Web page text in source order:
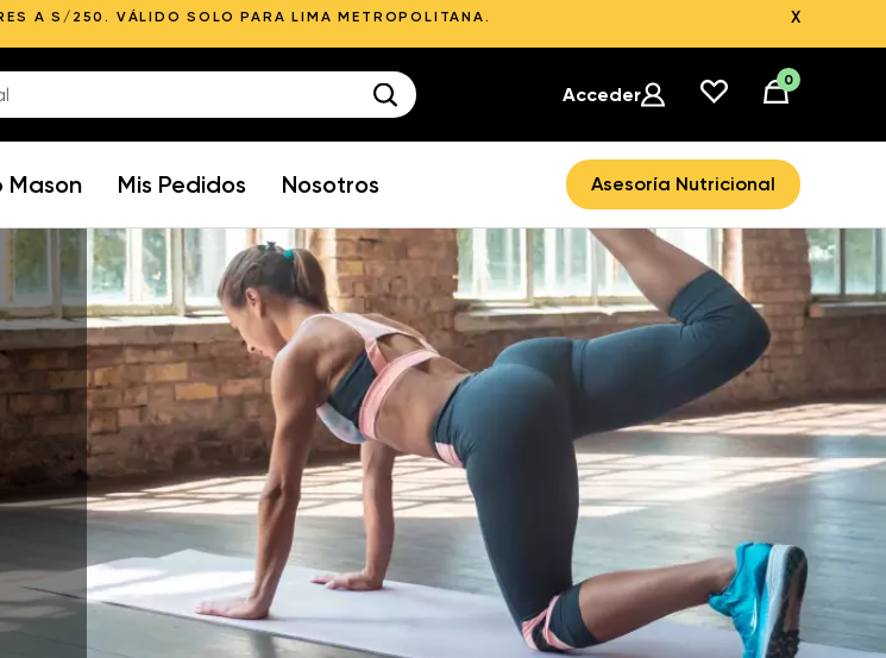
A S/250. VÁLIDO SOLO PARA LIMA METROPOLITANA. X
Acceder
0
Mason Mis Pedidos Nosotros Asesoría Nutricional